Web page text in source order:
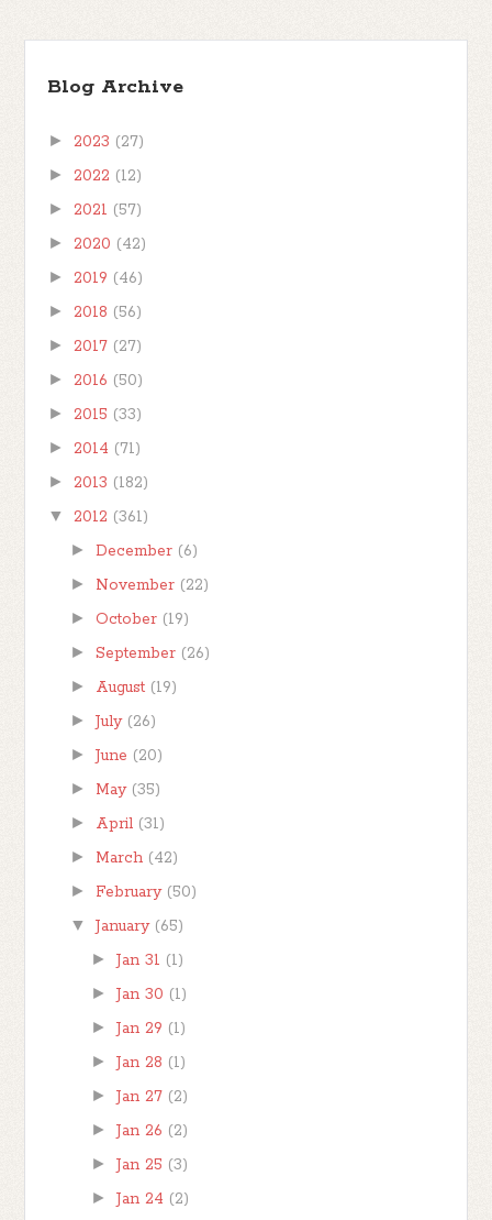
Blog Archive
► 2023 (27)
► 2022 (12)
► 2021 (57)
► 2020 (42)
► 2019 (46)
► 2018 (56)
► 2017 (27)
► 2016 (50)
► 2015 (33)
► 2014 (71)
► 2013 (182)
▼ 2012 (361)
► December (6)
► November (22)
► October (19)
► September (26)
► August (19)
► July (26)
► June (20)
► May (35)
► April (31)
► March (42)
► February (50)
▼ January (65)
► Jan 31 (1)
► Jan 30 (1)
► Jan 29 (1)
► Jan 28 (1)
► Jan 27 (2)
► Jan 26 (2)
► Jan 25 (3)
► Jan 24 (2)